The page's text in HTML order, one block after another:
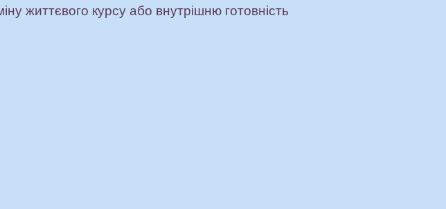
життєвого курсу або внутрішню готовність